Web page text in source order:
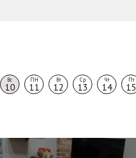
Вс
10
ПН
11
Вт
12
Ср
13
Чт
14
Пт
15